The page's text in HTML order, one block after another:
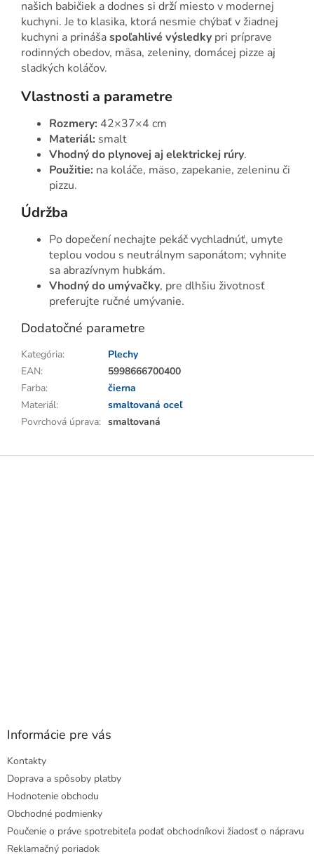
našich babičiek a dodnes si drží miesto v modernej
kuchyni. Je to klasika, ktorá nesmie chýbať v žiadnej
kuchyni a prinášaspoľahlivé výsledky pri príprave
rodinných obedov, mäsa, zeleniny, domácej pizze aj
sladkých koláčov.
Vlastnosti a parametre
Rozmery: 42×37×4 cm
Materiál: smalt
Vhodný do plynovej aj elektrickej rúry.
Použitie: na koláče, mäso, zapekanie, zeleninu či
pizzu.
Údržba
Po dopečení nechajte pekáč vychladnúť, umyte
teplou vodou s neutrálnym saponátom; vyhnite
sa abrazívnym hubkám.
Vhodný do umývačky, pre dlhšiu životnosť
preferujte ručné umývanie.
Dodatočné parametre
Kategória:
Plechy
EAN:
5998666700400
Farba:
čierna
Materiál:
smaltovaná oceľ
Povrchová úprava: smaltovaná
Z
Informácie pre vás
Kontakty
Doprava a spôsoby platby
Hodnotenie obchodu
Obchodné podmienky
Poučenie o práve spotrebiteľa podať obchodníkovi žiadosť o nápravu
Reklamačný poriadok